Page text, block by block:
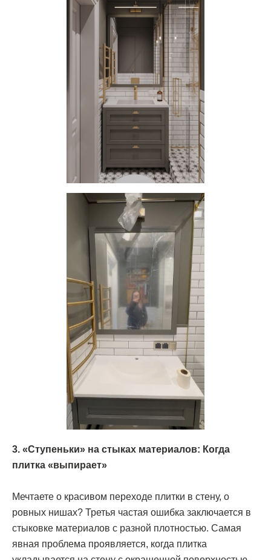
3. «Ступеньки» на стыках материалов: Когда
плитка «выпирает»
Мечтаете о красивом переходе плитки в стену, о
ровных нишах? Третья частая ошибка заключается в
стыковке материалов с разной плотностью. Самая
явная проблема проявляется, когда плитка